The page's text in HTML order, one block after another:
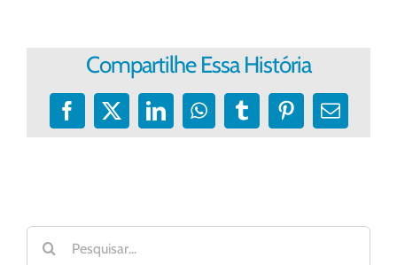
Compartilhe Essa História
Facebook
X LinkedInWhatsApp
TumblrPinterest
E-
Buscar
resultados